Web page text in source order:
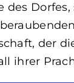
des
der
ihrer